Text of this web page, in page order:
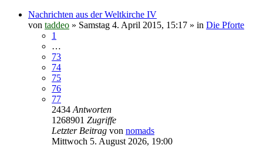
Nachrichten aus der Weltkirche IV
von taddeo » Samstag 4. April 2015, 15:17 » in Die Pforte
1
…
73
74
75
76
77
2434 Antworten
1268901 Zugriffe
Letzter Beitrag von nomads
Mittwoch 5. August 2026, 19:00